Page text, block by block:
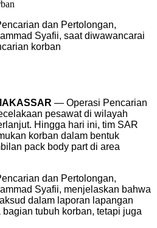
dan Pertolongan,
Syafii, saat diwawancarai
korban
— Operasi Pencarian
pesawat di wilayah
Hingga hari ini, tim SAR
korban dalam bentuk
pack body part di area
dan Pertolongan,
Syafii, menjelaskan bahwa
dalam laporan lapangan
tubuh korban, tetapi juga